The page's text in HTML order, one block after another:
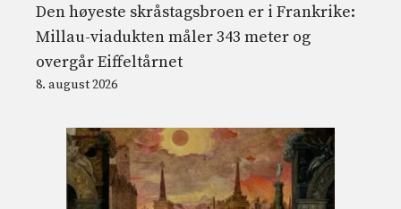
Den høyeste skråstagsbroen er i Frankrike:
Millau-viadukten måler 343 meter og
overgår Eiffeltårnet
8. august 2026